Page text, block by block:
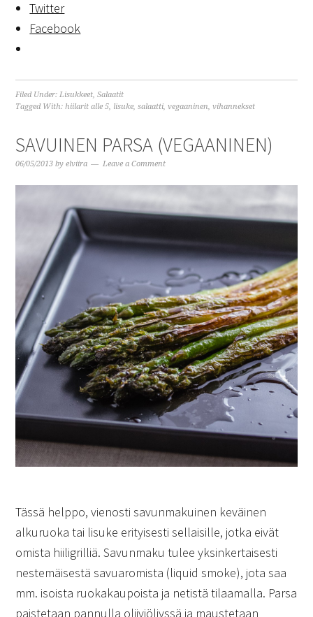
Twitter
Facebook
Filed Under:Lisukkeet,Salaatit
Tagged With:hiilarit alle 5, lisuke,salaatti,vegaaninen,vihannekset
SAVUINEN PARSA (VEGAANINEN)
06/05/2013 byelviira Leave a Comment
Tässä helppo, vienosti savunmakuinen keväinen
alkuruoka tai lisuke erityisesti sellaisille, jotka eivät
omista hiiligrilliä. Savunmaku tulee yksinkertaisesti
nestemäisestä savuaromista (liquid smoke), jota saa
mm. isoista ruokakaupoista ja netistä tilaamalla. Parsa
paistetaan pannulla oliiviöljyssä ja maustetaan